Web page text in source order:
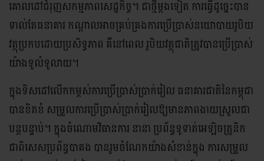
គោលដៅជំរុញសកម្មភាពសេដ្ឋកិច្ច។ ជាថ្មីម្តងទៀត ការធ្វើដូច្នេះបាន
ទាល់តែធនាគារ កណ្តាលអាចគ្រប់គ្រងការប្រើប្រាស់នយោបាយរូបិយ
វត្ថុប្រកបដោយប្រសិទ្ធភាព គឺនៅពេល រូបិយវត្ថុជាតិត្រូវបានប្រើប្រាស់
យ៉ាងទូលំទូលាយ។
ក្នុងទិសដៅលើកកម្ពស់ការប្រើប្រាស់ប្រាក់រៀល ធនាគារជាតិនៃកម្ពុជា
បានខិតខំ សម្រួលការប្រើប្រាស់ប្រាក់រៀលឱ្យមានភាពងាយស្រួលជា
បន្តបន្ទាប់។ ក្នុងចំណោមវិធានការ នានា ប្រព័ន្ធទូទាត់អេឡិចត្រូនិក
ជាពិសេសប្រព័ន្ធបាគង បានរួមចំណែកយ៉ាងសំខាន់ក្នុង ការសម្រួល